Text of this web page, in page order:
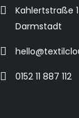
Kahlertstraße
Darmstadt
0152 11 887 112